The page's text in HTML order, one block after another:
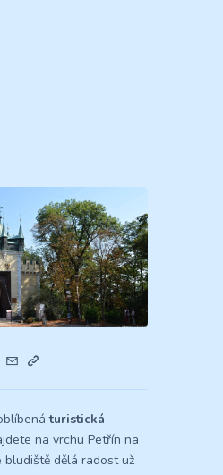
turistická
na vrchu Petřín na
bludiště dělá radost už